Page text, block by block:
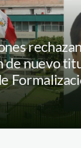
rechazan
de nuevo